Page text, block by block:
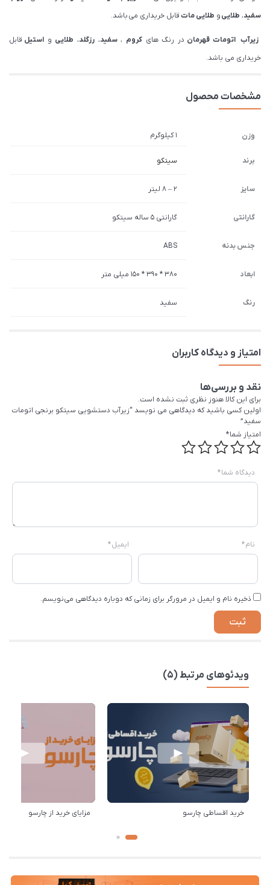
سفید، طلاییو طلایی ماتقابل خریداری می باشد.
زیرآب اتومات قهرمان در رنگ هایکروم ،سفید،رزگلد، طلایی و استیل قابل
خریداری می باشد.
مشخصات محصول
وزن 1 کیلوگرم
برند سیتکو
سایز 2 – 8 لیتر
گارانتی گارانتی 5 ساله سیتکو
جنس بدنه ABS
ابعاد 380 * 390 * 150 میلی متر
رنگ سفید
امتیاز و دیدگاه کاربران
نقد و بررسی‌ها
برای این کالا هنوز نظری ثبت نشده است.
اولین کسی باشید که دیدگاهی می نویسد “زیرآب دستشویی سیتکو برنجی اتومات
سفید”
امتیاز شما*
دیدگاه شما*
نام* ایمیل*
ذخیره نام و ایمیل در مرورگر برای زمانی که دوباره دیدگاهی می‌نویسم.
ویدئوهای مرتبط (5)
خرید اقساطی چارسو مزایای خرید از چارسو